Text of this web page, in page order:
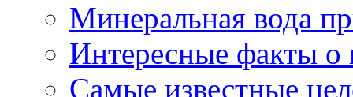
Минеральная вода
Интересные факты о
Самые известные